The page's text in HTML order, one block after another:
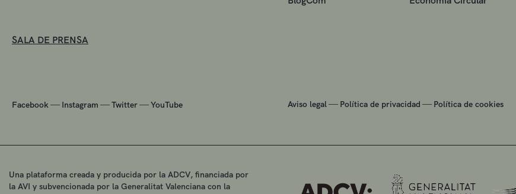
SALA DE PRENSA
Facebook — Instagram —Twitter—YouTube Aviso legal — Política de privacidad — Política de cookies
Una plataforma creada y producida por la ADCV, financiada por
la AVI y subvencionada por la Generalitat Valenciana con la